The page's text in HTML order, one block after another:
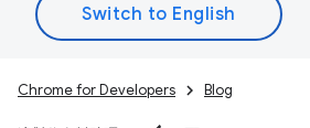
Chrome for Developers Blog